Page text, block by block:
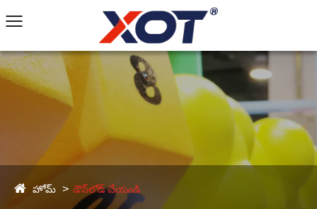
హోమ్ డౌన్‌లోడ్ చేయండి